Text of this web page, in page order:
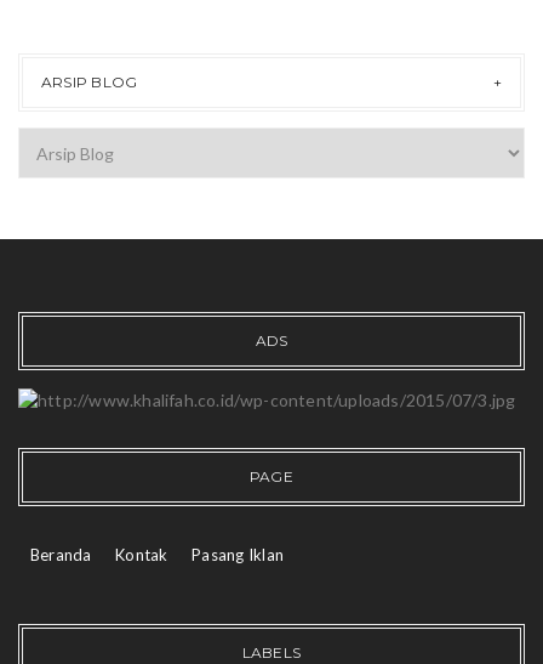
ARSIP BLOG
ADS
PAGE
Beranda Kontak Pasang Iklan
LABELS